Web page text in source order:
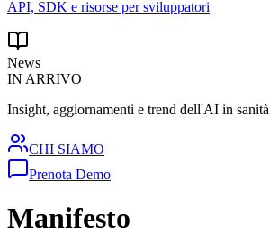
API, SDK e risorse per sviluppatori
News
IN ARRIVO
Insight, aggiornamenti e trend dell'AI in sanità
CHI SIAMO
Prenota Demo
Manifesto